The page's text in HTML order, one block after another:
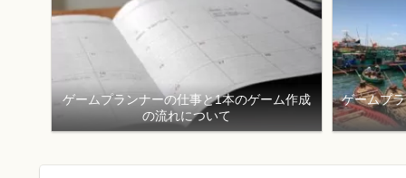
ゲームプランナーの仕事と1本のゲーム作成
の流れについて
ゲームプ